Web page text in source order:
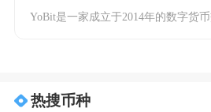
热搜币种